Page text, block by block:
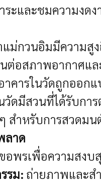
ระและชมความง
ม่กวนอิมมีความสู
ต่อสภาพอากาศแ
าคารในวัดถูกออก
วัดมีสวนที่ได้รับกา
สำหรับการสวดม
ลาด
อพรเพื่อความสงบ
รม: ถ่ายภาพและส